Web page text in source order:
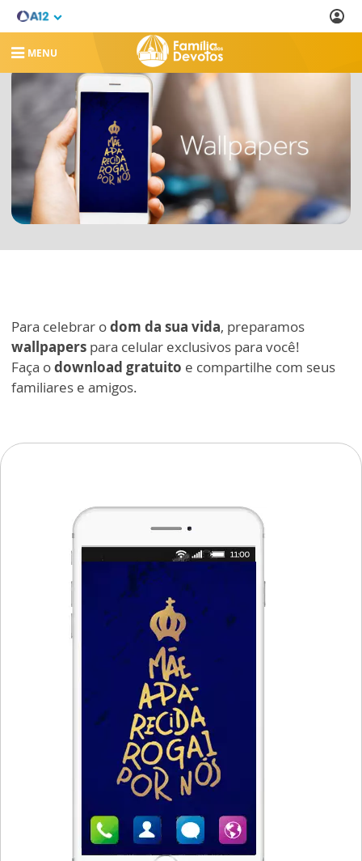
MENU
Para celebrar odom da sua vida, preparamos
wallpapers para celular exclusivos para você!
Faça odownload gratuito e compartilhe com seus
familiares e amigos.